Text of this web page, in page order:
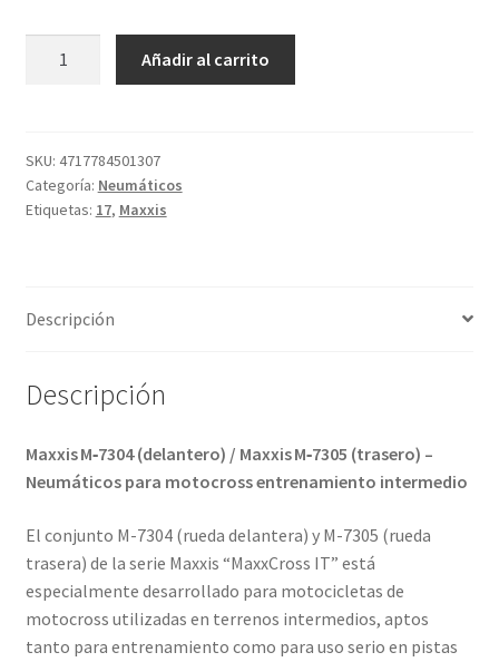
-
17
58M
Añadir al carrito
SKU: 4717784501307
Categoría: Neumáticos
Etiquetas: 17, Maxxis
Descripción
Descripción
Maxxis M‑7304 (delantero) / Maxxis M‑7305 (trasero) –
Neumáticos para motocross entrenamiento intermedio
El conjunto M-7304 (rueda delantera) y M-7305 (rueda
trasera) de la serie Maxxis “MaxxCross IT” está
especialmente desarrollado para motocicletas de
motocross utilizadas en terrenos intermedios, aptos
tanto para entrenamiento como para uso serio en pistas